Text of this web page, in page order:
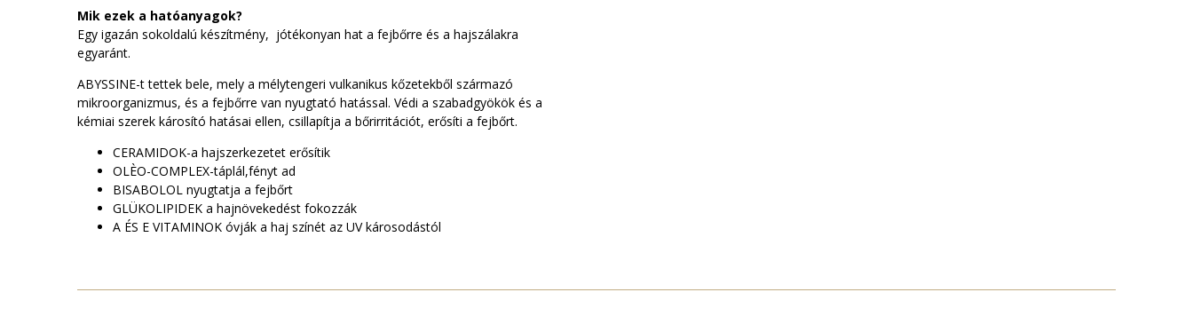
Mik ezek a hatóanyagok?
Egy igazán sokoldalú készítmény, jótékonyan hat a fejbőrre és a hajszálakra
egyaránt.
ABYSSINE-t tettek bele, mely a mélytengeri vulkanikus kőzetekből származó
mikroorganizmus, és a fejbőrre van nyugtató hatással. Védi a szabadgyökök és a
kémiai szerek károsító hatásai ellen, csillapítja a bőrirritációt, erősíti a fejbőrt.
CERAMIDOK-a hajszerkezetet erősítik
OLÈO-COMPLEX-táplál,fényt ad
BISABOLOL nyugtatja a fejbőrt
GLÜKOLIPIDEK a hajnövekedést fokozzák
A ÉS E VITAMINOK óvják a haj színét az UV károsodástól